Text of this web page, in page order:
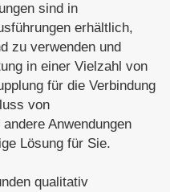
sind in
erhältlich,
zu verwenden und
in einer Vielzahl von
für die Verbindung
von
Anwendungen
Lösung für Sie.
qualitativ